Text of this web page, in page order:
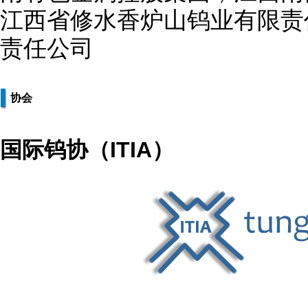
江西省修水香炉山钨业有限
责任公司
协会
国际钨协（ITIA）